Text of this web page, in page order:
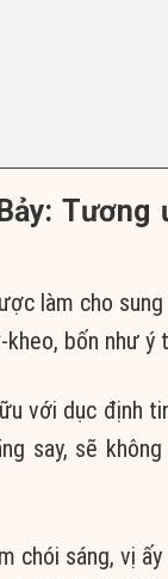
làm cho
bốn như
với dục định
say, sẽ
chói sáng, vị